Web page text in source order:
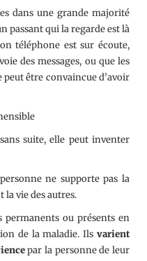
dans une grande majorité
passant qui la regarde est là
téléphone est sur écoute,
des messages, ou que les
peut être convaincue d’avoir
suite, elle peut inventer
ne supporte pas la
vie des autres.
permanents ou présents en
de la maladie. Ils varient
par la personne de leur